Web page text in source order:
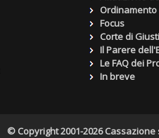
Focus
Corte di
Il Parere
Le FAQ dei
In breve
© Copyright 2001-2026 Cassazione